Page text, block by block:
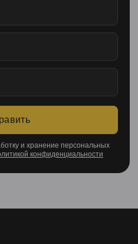
и хранение персональных
конфиденциальности